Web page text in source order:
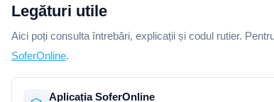
Legături utile
Aici poți consulta întrebări, explicații și codul rutier.
SoferOnline.
Aplicația SoferOnline